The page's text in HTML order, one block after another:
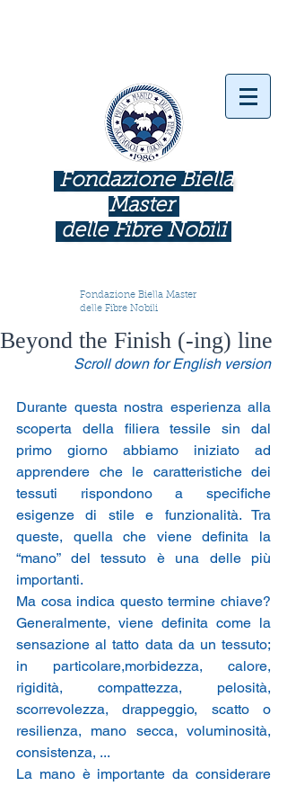
Fondazione Biella
Master
delle Fibre Nobili
Fondazione Biella Master
delle Fibre Nobili
Beyond the Finish (-ing) line
Scroll down for English version
Durante questa nostra esperienza alla
scoperta della filiera tessile sin dal
primo giorno abbiamo iniziato ad
apprendere che le caratteristiche dei
tessuti rispondono a specifiche
esigenze di stile e funzionalità. Tra
queste, quella che viene definita la
“mano” del tessuto è una delle più
importanti.
Ma cosa indica questo termine chiave?
Generalmente, viene definita come la
sensazione al tatto data da un tessuto;
in particolare,morbidezza, calore,
rigidità, compattezza, pelosità,
scorrevolezza, drappeggio, scatto o
resilienza, mano secca, voluminosità,
consistenza, ...
La mano è importante da considerare